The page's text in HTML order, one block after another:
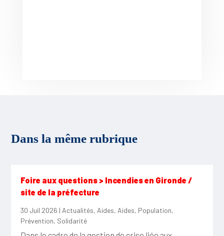
Dans la même rubrique
Foire aux questions > Incendies en Gironde /
site de la préfecture
30 Juil 2026 |Actualités,Aides,Aides, Population,
Prévention, Solidarité